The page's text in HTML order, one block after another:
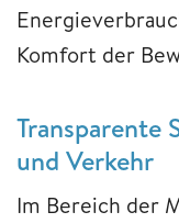
Komfort der
Transparente
und Verkehr
Im Bereich der